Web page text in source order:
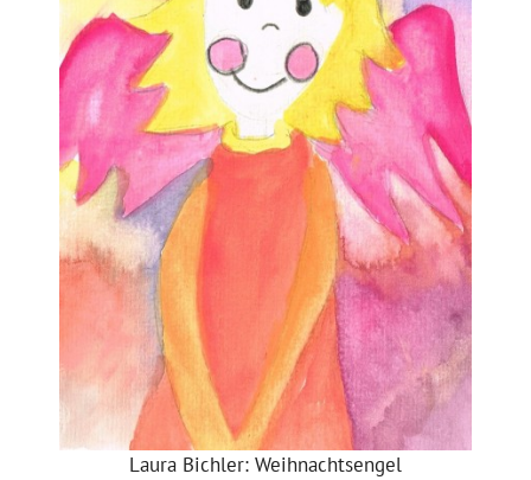
Laura Bichler: Weihnachtsengel